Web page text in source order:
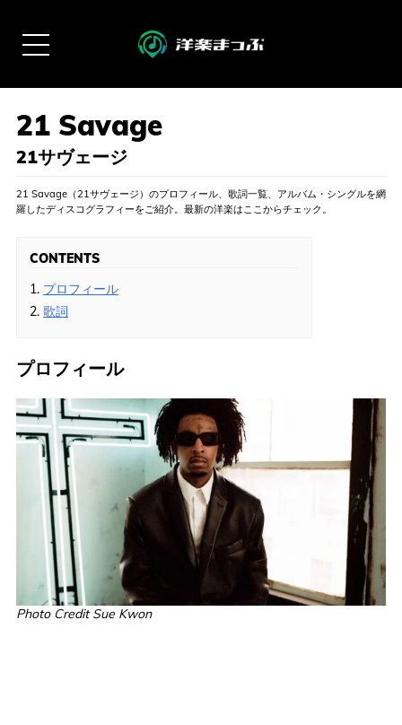
21サヴェージ
21 Savage（21サヴェージ）のプロフィール、歌詞一覧、アルバム・シングルを網
羅したディスコグラフィーをご紹介。最新の洋楽はここからチェック。
CONTENTS
1. プロフィール
2. 歌詞
プロフィール
Photo Credit Sue Kwon